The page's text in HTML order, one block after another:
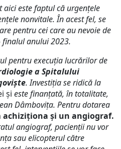
este faptul că urgențele
nonvitale. În acest fel, se
pentru cei care au nevoie de
finalul anului 2023.
pentru execuția lucrărilor de
a Spitalului
. Investiția se ridică la
și este finanțată, în totalitate,
Dâmboviţa. Pentru dotarea
achiziționa și un angiograf.
angiograf, pacienții nu vor
sau elicopterul către